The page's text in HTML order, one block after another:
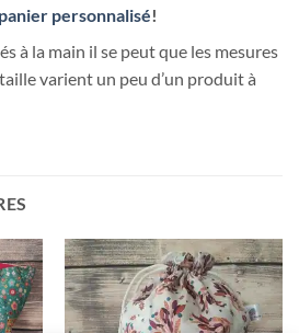
personnalisé!
à la main il se peut que les mesures
varient un peu d’un produit à